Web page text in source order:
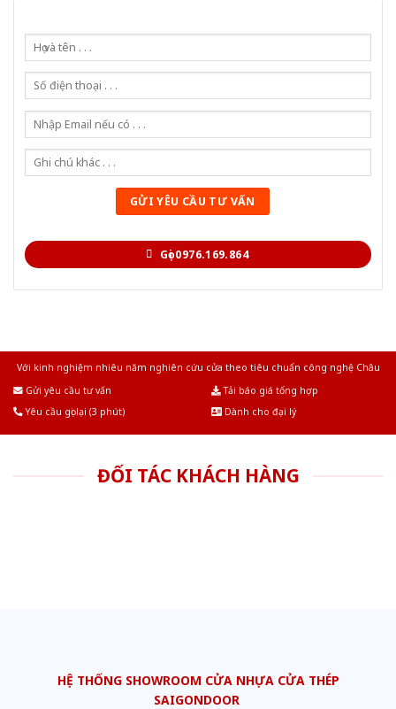
Gọi 0976.169.864
Với kinh nghiệm nhiêu năm nghiên cứu cửa theo tiêu chuẩn công nghệ Châu
Gửi yêu cầu tư vấn
Tải báo giá tổng hợp
Yêu cầu gọi lại (3 phút)
Dành cho đại lý
ĐỐI TÁC KHÁCH HÀNG
HỆ THỐNG SHOWROOM CỬA NHỰA CỬA THÉP
SAIGONDOOR